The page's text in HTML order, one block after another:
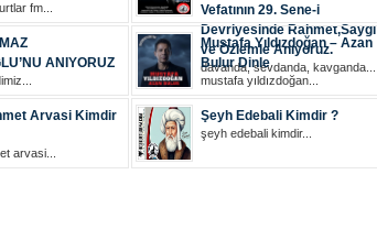
fm...
Vefatının 29. Sene-i
Devriyesinde Rahmet,Saygı
ve Özlemle Anıyoruz.
davanda, sevdanda, kavganda...
ANIYORUZ
Mustafa Yıldızdoğan – Azan
Bulur Dinle
mustafa yıldızdoğan...
Arvasi Kimdir
arvasi...
Şeyh Edebali Kimdir ?
şeyh edebali kimdir...